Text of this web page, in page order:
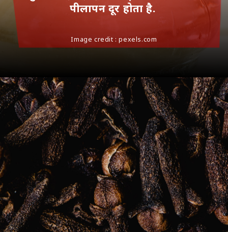
Image credit : pexels.com
पीलापन दूर होता है.